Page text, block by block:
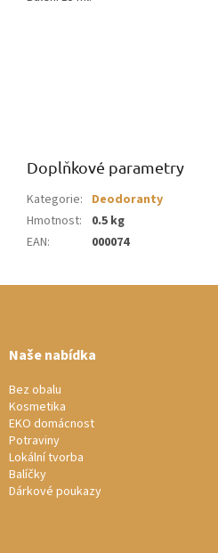
Doplňkové parametry
Kategorie: Deodoranty
Hmotnost:
0.5 kg
EAN: 000074
Naše nabídka
Bez obalu
Kosmetika
EKO domácnost
Potraviny
Lokální tvorba
Balíčky
Dárkové poukazy